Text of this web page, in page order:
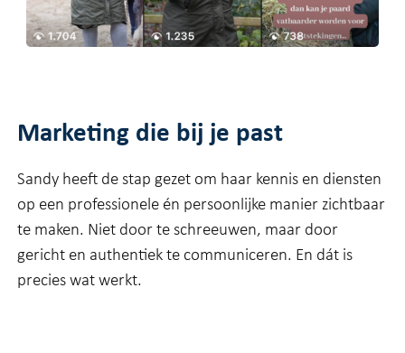
Marketing die bij je past
Sandy heeft de stap gezet om haar kennis en diensten
op een professionele én persoonlijke manier zichtbaar
te maken. Niet door te schreeuwen, maar door
gericht en authentiek te communiceren. En dát is
precies wat werkt.